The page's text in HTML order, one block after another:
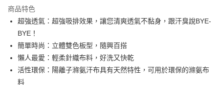
Apple Pay
街口支付
悠遊付
全盈+PAY
商品特色
超強透氣：超強吸排效果，讓您清爽透氣不黏身，跟汗臭說BYE-
BYE！
簡單時尚：立體雙色板型，隨興百搭
懶人最愛：輕柔針織布料，好洗又快乾
活性環保：陽離子滌氨汗布具有天然特性，可用於環保的滌氨布
料